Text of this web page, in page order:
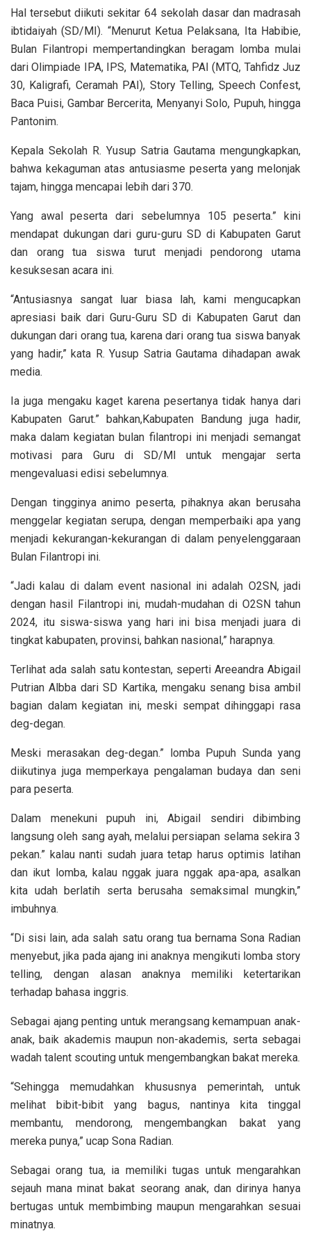
Hal tersebut diikuti sekitar 64 sekolah dasar dan madrasah
ibtidaiyah (SD/MI). “Menurut Ketua Pelaksana, Ita Habibie,
Bulan Filantropi mempertandingkan beragam lomba mulai
dari Olimpiade IPA, IPS, Matematika, PAI (MTQ, Tahfidz Juz
30, Kaligrafi, Ceramah PAI), Story Telling, Speech Confest,
Baca Puisi, Gambar Bercerita, Menyanyi Solo, Pupuh, hingga
Pantonim.
Kepala Sekolah R. Yusup Satria Gautama mengungkapkan,
bahwa kekaguman atas antusiasme peserta yang melonjak
tajam, hingga mencapai lebih dari 370.
Yang awal peserta dari sebelumnya 105 peserta.” kini
mendapat dukungan dari guru-guru SD di Kabupaten Garut
dan orang tua siswa turut menjadi pendorong utama
kesuksesan acara ini.
“Antusiasnya sangat luar biasa lah, kami mengucapkan
apresiasi baik dari Guru-Guru SD di Kabupaten Garut dan
dukungan dari orang tua, karena dari orang tua siswa banyak
yang hadir,” kata R. Yusup Satria Gautama dihadapan awak
media.
Ia juga mengaku kaget karena pesertanya tidak hanya dari
Kabupaten Garut.” bahkan,Kabupaten Bandung juga hadir,
maka dalam kegiatan bulan filantropi ini menjadi semangat
motivasi para Guru di SD/MI untuk mengajar serta
mengevaluasi edisi sebelumnya.
Dengan tingginya animo peserta, pihaknya akan berusaha
menggelar kegiatan serupa, dengan memperbaiki apa yang
menjadi kekurangan-kekurangan di dalam penyelenggaraan
Bulan Filantropi ini.
“Jadi kalau di dalam event nasional ini adalah O2SN, jadi
dengan hasil Filantropi ini, mudah-mudahan di O2SN tahun
2024, itu siswa-siswa yang hari ini bisa menjadi juara di
tingkat kabupaten, provinsi, bahkan nasional,” harapnya.
Terlihat ada salah satu kontestan, seperti Areeandra Abigail
Putrian Albba dari SD Kartika, mengaku senang bisa ambil
bagian dalam kegiatan ini, meski sempat dihinggapi rasa
deg-degan.
Meski merasakan deg-degan.” lomba Pupuh Sunda yang
diikutinya juga memperkaya pengalaman budaya dan seni
para peserta.
Dalam menekuni pupuh ini, Abigail sendiri dibimbing
langsung oleh sang ayah, melalui persiapan selama sekira 3
pekan.” kalau nanti sudah juara tetap harus optimis latihan
dan ikut lomba, kalau nggak juara nggak apa-apa, asalkan
kita udah berlatih serta berusaha semaksimal mungkin,”
imbuhnya.
“Di sisi lain, ada salah satu orang tua bernama Sona Radian
menyebut, jika pada ajang ini anaknya mengikuti lomba story
telling, dengan alasan anaknya memiliki ketertarikan
terhadap bahasa inggris.
Sebagai ajang penting untuk merangsang kemampuan anak-
anak, baik akademis maupun non-akademis, serta sebagai
wadah talent scouting untuk mengembangkan bakat mereka.
“Sehingga memudahkan khususnya pemerintah, untuk
melihat bibit-bibit yang bagus, nantinya kita tinggal
membantu, mendorong, mengembangkan bakat yang
mereka punya,” ucap Sona Radian.
Sebagai orang tua, ia memiliki tugas untuk mengarahkan
sejauh mana minat bakat seorang anak, dan dirinya hanya
bertugas untuk membimbing maupun mengarahkan sesuai
minatnya.